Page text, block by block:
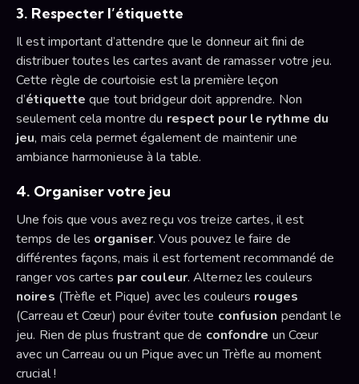
3. Respecter l’étiquette
Il est important d’attendre que le donneur ait fini de
distribuer toutes les cartes avant de ramasser votre jeu.
Cette règle de courtoisie est la première leçon
d’étiquette que tout bridgeur doit apprendre. Non
seulement cela montre du respect pour le rythme du
jeu, mais cela permet également de maintenir une
ambiance harmonieuse à la table.
4. Organiser votre jeu
Une fois que vous avez reçu vos treize cartes, il est
temps de les organiser. Vous pouvez le faire de
différentes façons, mais il est fortement recommandé de
ranger vos cartes par couleur. Alternez les couleurs
noires (Trèfle et Pique) avec les couleurs rouges
(Carreau et Cœur) pour éviter toute confusion pendant le
jeu. Rien de plus frustrant que de confondre un Cœur
avec un Carreau ou un Pique avec un Trèfle au moment
crucial !